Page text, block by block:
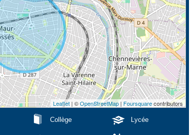
Leaflet | ©OpenStreetMap | Foursquarecontributors
Collège Lycée